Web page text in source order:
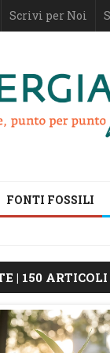
Scrivi per Noi
FONTI FOSSILI
| 150 ARTICOLI